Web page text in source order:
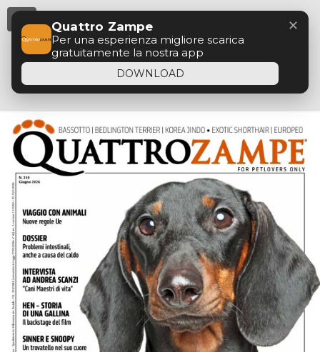
Quattro Zampe
Per una esperienza migliore scarica
gratuitamente la nostra app
DOWNLOAD
✕
Menu